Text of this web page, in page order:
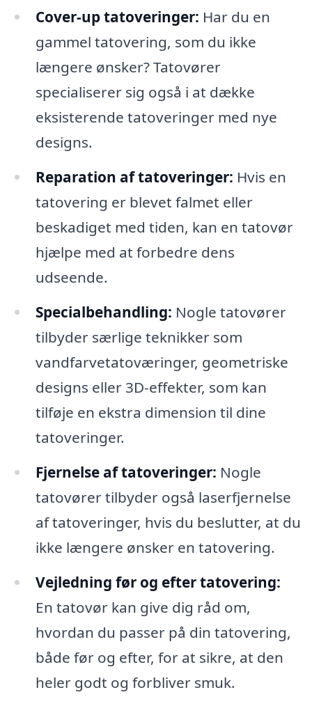
Cover-up tatoveringer: Har du en
gammel tatovering, som du ikke
længere ønsker? Tatovører
specialiserer sig også i at dække
eksisterende tatoveringer med nye
designs.
Reparation af tatoveringer: Hvis en
tatovering er blevet falmet eller
beskadiget med tiden, kan en tatovør
hjælpe med at forbedre dens
udseende.
Specialbehandling: Nogle tatovører
tilbyder særlige teknikker som
vandfarvetatoværinger, geometriske
designs eller 3D-effekter, som kan
tilføje en ekstra dimension til dine
tatoveringer.
Fjernelse af tatoveringer: Nogle
tatovører tilbyder også laserfjernelse
af tatoveringer, hvis du beslutter, at du
ikke længere ønsker en tatovering.
Vejledning før og efter tatovering:
En tatovør kan give dig råd om,
hvordan du passer på din tatovering,
både før og efter, for at sikre, at den
heler godt og forbliver smuk.